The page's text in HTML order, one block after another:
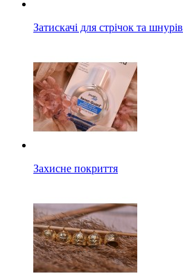
Затискачі для стрічок та шнурів
Захисне покриття